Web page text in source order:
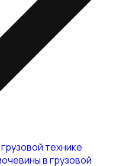
технике
в грузовой